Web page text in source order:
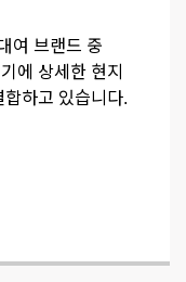
여 브랜드 중
에 상세한 현지
하고 있습니다.